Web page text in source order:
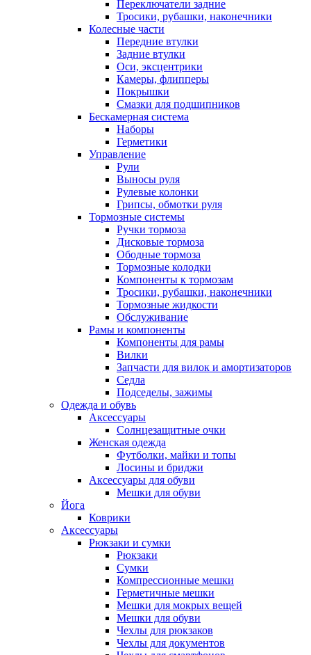
Переключатели задние
Тросики, рубашки, наконечники
Колесные части
Передние втулки
Задние втулки
Оси, эксцентрики
Камеры, флипперы
Покрышки
Смазки для подшипников
Бескамерная система
Наборы
Герметики
Управление
Рули
Выносы руля
Рулевые колонки
Грипсы, обмотки руля
Тормозные системы
Ручки тормоза
Дисковые тормоза
Ободные тормоза
Тормозные колодки
Компоненты к тормозам
Тросики, рубашки, наконечники
Тормозные жидкости
Обслуживание
Рамы и компоненты
Компоненты для рамы
Вилки
Запчасти для вилок и амортизаторов
Седла
Подседелы, зажимы
Одежда и обувь
Аксессуары
Солнцезащитные очки
Женская одежда
Футболки, майки и топы
Лосины и бриджи
Аксессуары для обуви
Мешки для обуви
Йога
Коврики
Аксессуары
Рюкзаки и сумки
Рюкзаки
Сумки
Компрессионные мешки
Герметичные мешки
Мешки для мокрых вещей
Мешки для обуви
Чехлы для рюкзаков
Чехлы для документов